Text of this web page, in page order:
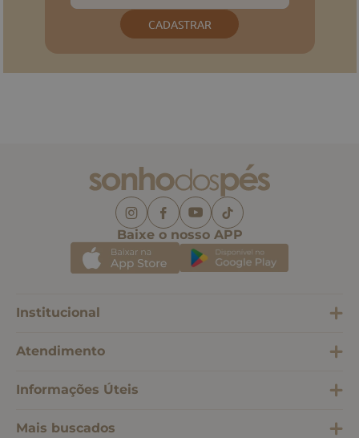
CADASTRAR
Baixe o nosso APP
Institucional
Atendimento
Informações Úteis
Mais buscados